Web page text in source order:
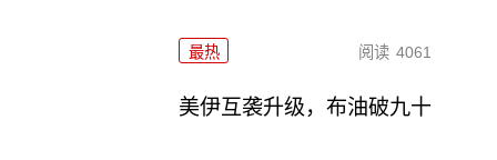
最热 阅读 4061
美伊互袭升级，布油破九十